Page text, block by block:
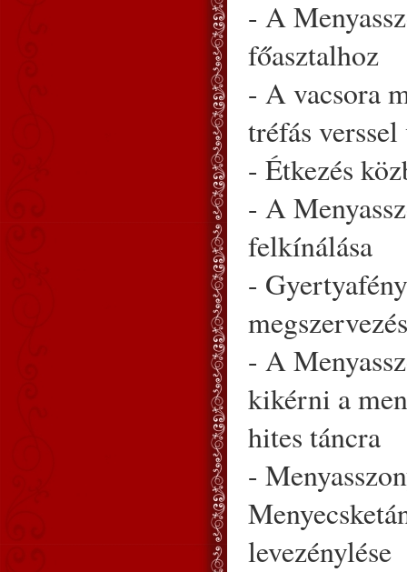
- A
főasztalhoz
- A vacsora
tréfás
- Étkezés
- A
felkínálása
-
- A
kikérni a
hites táncra
-
levezénylése